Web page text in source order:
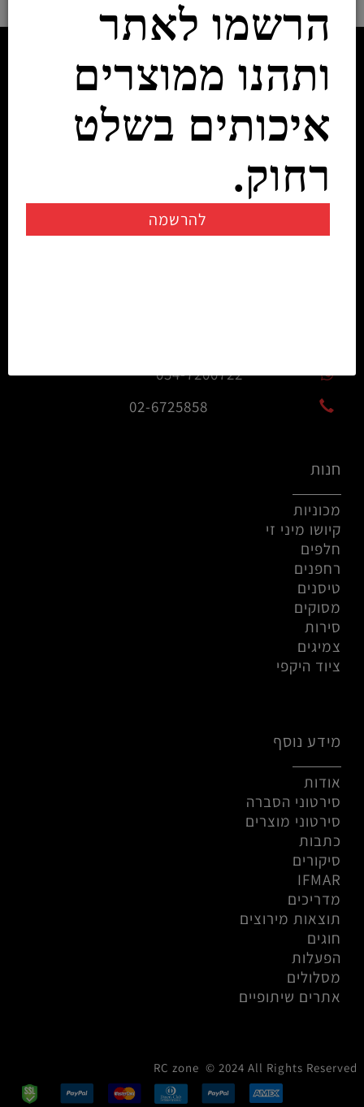
054-7200722
02-6725858
חנות
מכוניות
קיושו מיני זי
חלפים
רחפנים
טיסנים
מסוקים
סירות
צמיגים
ציוד היקפי
מידע נוסף
אודות
סירטוני הסברה
סירטוני מוצרים
כתבות
סיקורים
IFMAR
מדריכים
תוצאות מירוצים
חוגים
הפעלות
מסלולים
אתרים שיתופיים
RC zone © 2024 All Rights Reserved
הרשמו לאתר
ותהנו ממוצרים
איכותים בשלט
רחוק.
להרשמה